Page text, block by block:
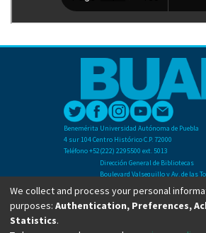
Benemérita Universidad Autónoma de Puebla
4 sur 104 Centro Histórico C.P. 72000
Teléfono +52(222) 2295500 ext. 5013
Dirección General de Bibliotecas
Boulevard Valsequillo y Av. de las
Ciudad Universitaria. Col. San
C.P. 72570
Teléfono +52 (222) 2295500 Ext 2901
We collect and process your personal
purposes: Authentication, Preferences,
Statistics.